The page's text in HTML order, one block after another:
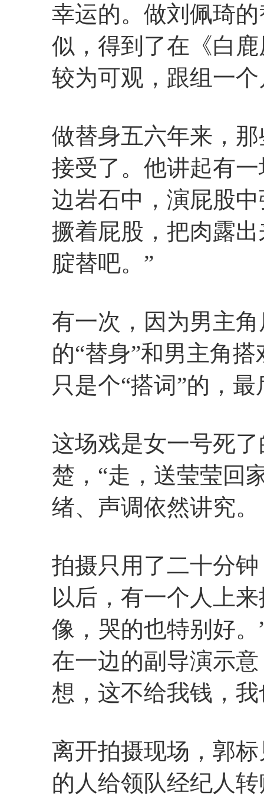
幸运的。做刘佩琦
似，得到了在《白
较为可观，跟组一
做替身五六年来，
接受了。他讲起有
边岩石中，演屁股
撅着屁股，把肉露
腚替吧。”
有一次，因为男主
的“替身”和男主角
只是个“搭词”的，
这场戏是女一号死
楚，“走，送莹莹回
绪、声调依然讲究。
拍摄只用了二十分
以后，有一个人上
像，哭的也特别好
在一边的副导演示
想，这不给我钱，
离开拍摄现场，郭
的人给领队经纪人